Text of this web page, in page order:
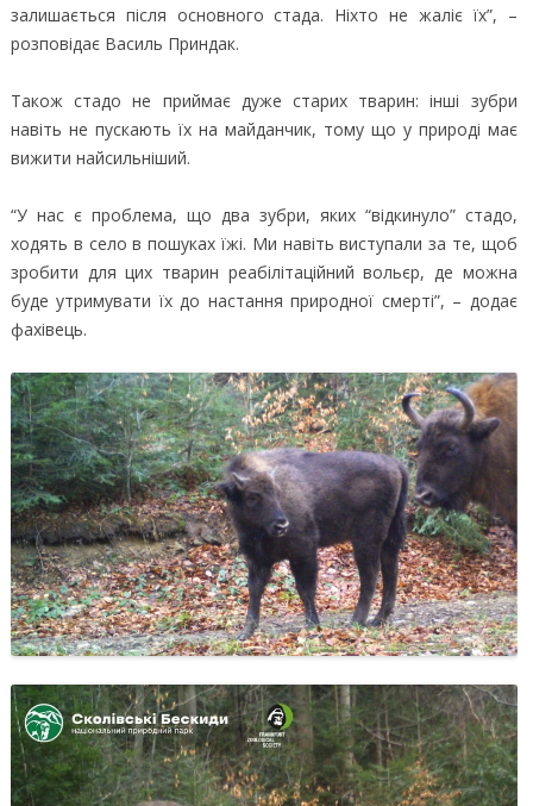
залишається після основного стада. Ніхто не жаліє їх”, –
розповідає Василь Приндак.
Також стадо не приймає дуже старих тварин: інші зубри
навіть не пускають їх на майданчик, тому що у природі має
вижити найсильніший.
“У нас є проблема, що два зубри, яких “відкинуло” стадо,
ходять в село в пошуках їжі. Ми навіть виступали за те, щоб
зробити для цих тварин реабілітаційний вольєр, де можна
буде утримувати їх до настання природної смерті”, – додає
фахівець.